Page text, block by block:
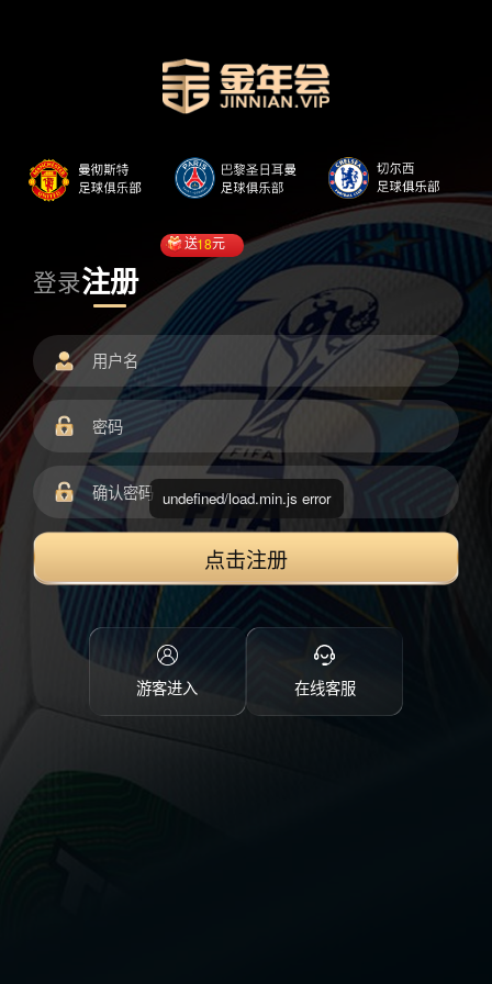
登录注册
送18元
点击注册
游客进入 在线客服
undefined/load.min.js error